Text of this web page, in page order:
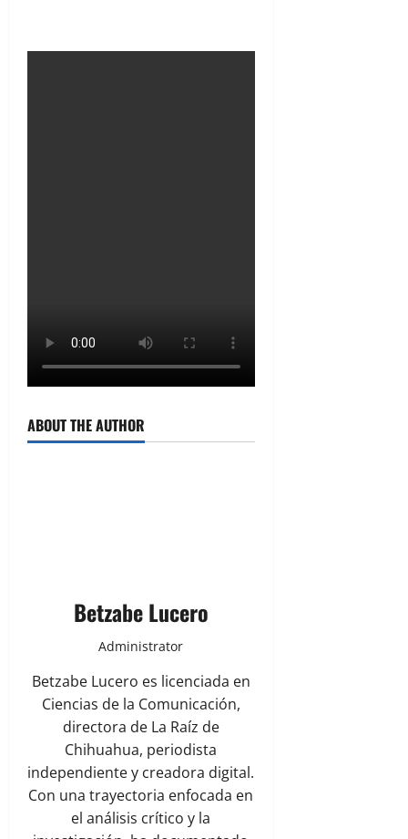
ABOUT THE AUTHOR
Betzabe Lucero
Administrator
Betzabe Lucero es licenciada en
Ciencias de la Comunicación,
directora de La Raíz de
Chihuahua, periodista
independiente y creadora digital.
Con una trayectoria enfocada en
el análisis crítico y la